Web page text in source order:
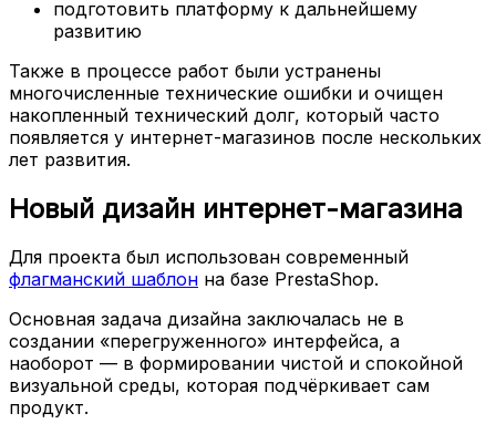
подготовить платформу к дальнейшему
развитию
Также в процессе работ были устранены
многочисленные технические ошибки и очищен
накопленный технический долг, который часто
появляется у интернет-магазинов после нескольких
лет развития.
Новый дизайн интернет-магазина
Для проекта был использован современный
флагманский шаблон на базе PrestaShop.
Основная задача дизайна заключалась не в
создании «перегруженного» интерфейса, а
наоборот — в формировании чистой и спокойной
визуальной среды, которая подчёркивает сам
продукт.